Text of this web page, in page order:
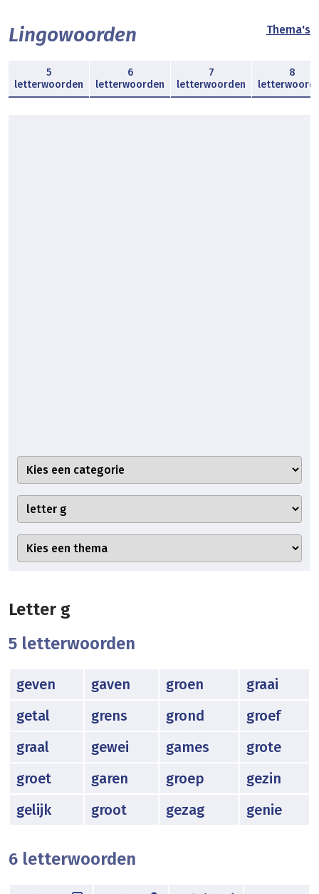
Lingowoorden Thema's
5
letterwoorden
6
letterwoorden
7
letterwoorden
8
Letter g
5 letterwoorden
geven gaven groen
graai
getal
grens grond
groef
graal
gewei games
grote
groet
garen groep
gezin
gelijk
groot gezag genie
6 letterwoorden